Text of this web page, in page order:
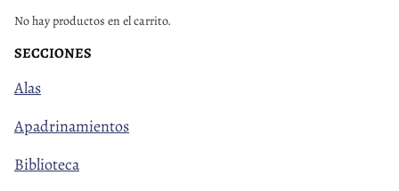
No hay productos en el carrito.
SECCIONES
Alas
Apadrinamientos
Biblioteca